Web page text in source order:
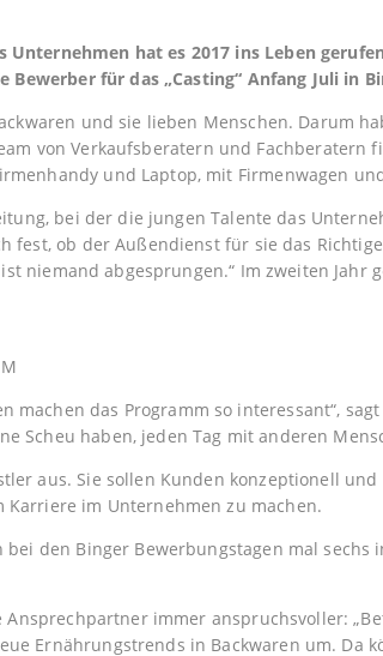
hat es 2017 ins Leben
für das „Casting“ Anfang Juli in
und sie lieben Menschen. Darum
von Verkaufsberatern und Fachberatern
und Laptop, mit Firmenwagen
bei der die jungen Talente das
ob der Außendienst für sie das
niemand abgesprungen.“ Im zweiten
das Programm so interessant“,
Scheu haben, jeden Tag mit anderen
aus. Sie sollen Kunden konzeptionell
Karriere im Unternehmen zu machen.
den Binger Bewerbungstagen mal
immer anspruchsvoller:
Ernährungstrends in Backwaren um. Da